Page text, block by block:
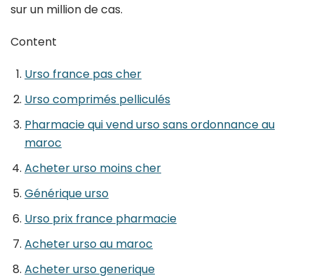
sur un million de cas.
Content
Urso france pas cher
Urso comprimés pelliculés
Pharmacie qui vend urso sans ordonnance au
maroc
Acheter urso moins cher
Générique urso
Urso prix france pharmacie
Acheter urso au maroc
Acheter urso generique